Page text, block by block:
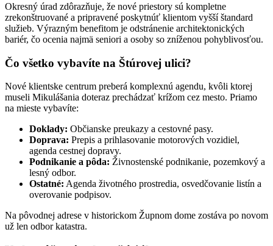
Okresný úrad zdôrazňuje, že nové priestory sú kompletne
zrekonštruované a pripravené poskytnúť klientom vyšší štandard
služieb. Výrazným benefitom je odstránenie architektonických
bariér, čo ocenia najmä seniori a osoby so zníženou pohyblivosťou.
Čo všetko vybavíte na Štúrovej ulici?
Nové klientske centrum preberá komplexnú agendu, kvôli ktorej
museli Mikulášania doteraz prechádzať krížom cez mesto. Priamo
na mieste vybavíte:
Doklady: Občianske preukazy a cestovné pasy.
Doprava: Prepis a prihlasovanie motorových vozidiel,
agenda cestnej dopravy.
Podnikanie a pôda: Živnostenské podnikanie, pozemkový a
lesný odbor.
Ostatné: Agenda životného prostredia, osvedčovanie listín a
overovanie podpisov.
Na pôvodnej adrese v historickom Župnom dome zostáva po novom
už len odbor katastra.